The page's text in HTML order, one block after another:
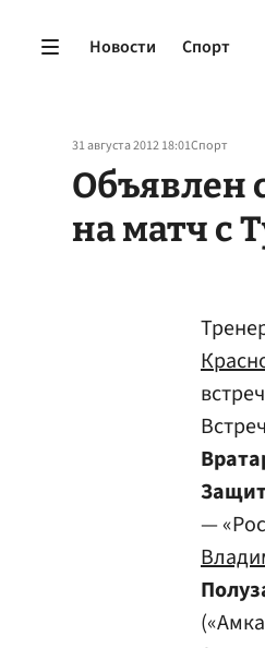
Новости Спорт
31 августа 2012 18:01Спорт
Объявлен
на матч с
—